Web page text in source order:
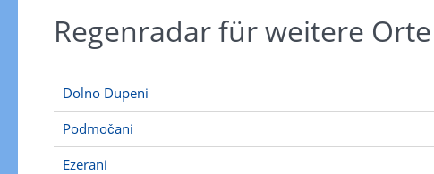
Regenradar für weitere
Dolno Dupeni
Podmočani
Ezerani